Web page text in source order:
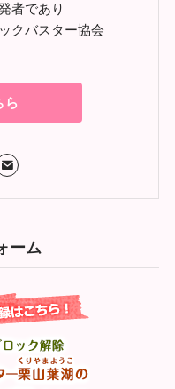
者であり
クバスター協会
ら
ーム